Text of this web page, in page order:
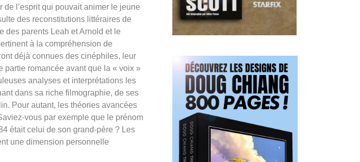
de l’esprit qui pouvait animer le jeune
des reconstitutions littéraires de
des parents Leah et Arnold et le
à la compréhension de
déjà connues des cinéphiles, leur
partie romancée avant que la « voix »
analyses et interprétations les
dans sa riche filmographie, de ses
Pour autant, les théories avancées
vous par exemple que le prénom
était celui de son grand-père ? Les
une dimension personnelle